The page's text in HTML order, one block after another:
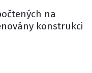
na
konstrukci